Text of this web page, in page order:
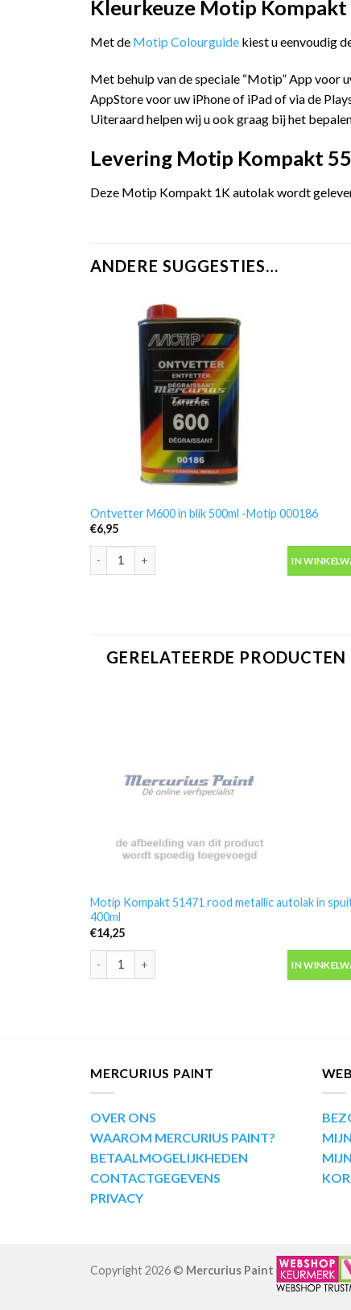
Kleurkeuze Motip
Met de Motip Colourguide kiest u eenvoudig
Met behulp van de speciale “Motip” App voor
AppStore voor uw iPhone of iPad of via de
Uiteraard helpen wij u ook graag bij het
Levering Motip Kompakt
Deze Motip Kompakt 1K autolak wordt
ANDERE SUGGESTIES…
Ontvetter M600 in blik 500ml -Motip 000186
€6,95
Ontvetter M600 in blik 500ml -Motip 000186 aantal
IN
GERELATEERDE PRODUCTEN
Motip Kompakt 51471 rood metallic autolak in
400ml
€14,25
Motip Kompakt 51471 rood metallic autolak in
IN
MERCURIUS PAINT
OVER ONS
WAAROM MERCURIUS PAINT?
BETAALMOGELIJKHEDEN
CONTACTGEGEVENS
PRIVACY
Copyright 2026 © Mercurius Paint